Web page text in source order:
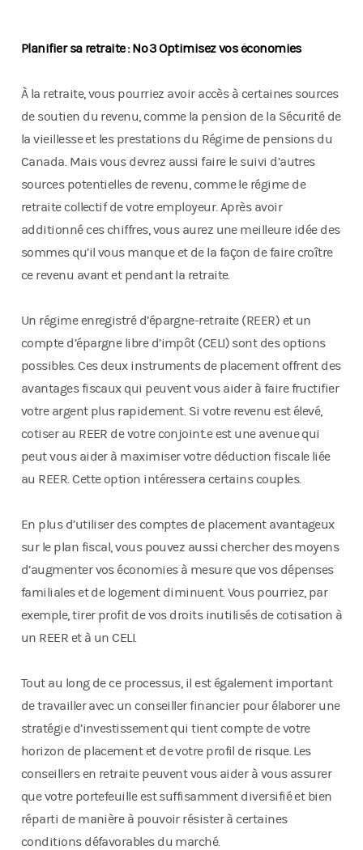
Planifier sa retraite : No 3 Optimisez vos économies
À la retraite, vous pourriez avoir accès à certaines sources
de soutien du revenu, comme la pension de la Sécurité de
la vieillesse et les prestations du Régime de pensions du
Canada. Mais vous devrez aussi faire le suivi d’autres
sources potentielles de revenu, comme le régime de
retraite collectif de votre employeur. Après avoir
additionné ces chiffres, vous aurez une meilleure idée des
sommes qu’il vous manque et de la façon de faire croître
ce revenu avant et pendant la retraite.
Un régime enregistré d’épargne-retraite (REER) et un
compte d’épargne libre d’impôt (CELI) sont des options
possibles. Ces deux instruments de placement offrent des
avantages fiscaux qui peuvent vous aider à faire fructifier
votre argent plus rapidement. Si votre revenu est élevé,
cotiser au REER de votre conjoint.e est une avenue qui
peut vous aider à maximiser votre déduction fiscale liée
au REER. Cette option intéressera certains couples.
En plus d’utiliser des comptes de placement avantageux
sur le plan fiscal, vous pouvez aussi chercher des moyens
d’augmenter vos économies à mesure que vos dépenses
familiales et de logement diminuent. Vous pourriez, par
exemple, tirer profit de vos droits inutilisés de cotisation à
un REER et à un CELI.
Tout au long de ce processus, il est également important
de travailler avec un conseiller financier pour élaborer une
stratégie d’investissement qui tient compte de votre
horizon de placement et de votre profil de risque. Les
conseillers en retraite peuvent vous aider à vous assurer
que votre portefeuille est suffisamment diversifié et bien
réparti de manière à pouvoir résister à certaines
conditions défavorables du marché.